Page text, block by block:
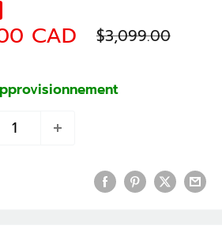
CAD Prix
normal
$3,099.00